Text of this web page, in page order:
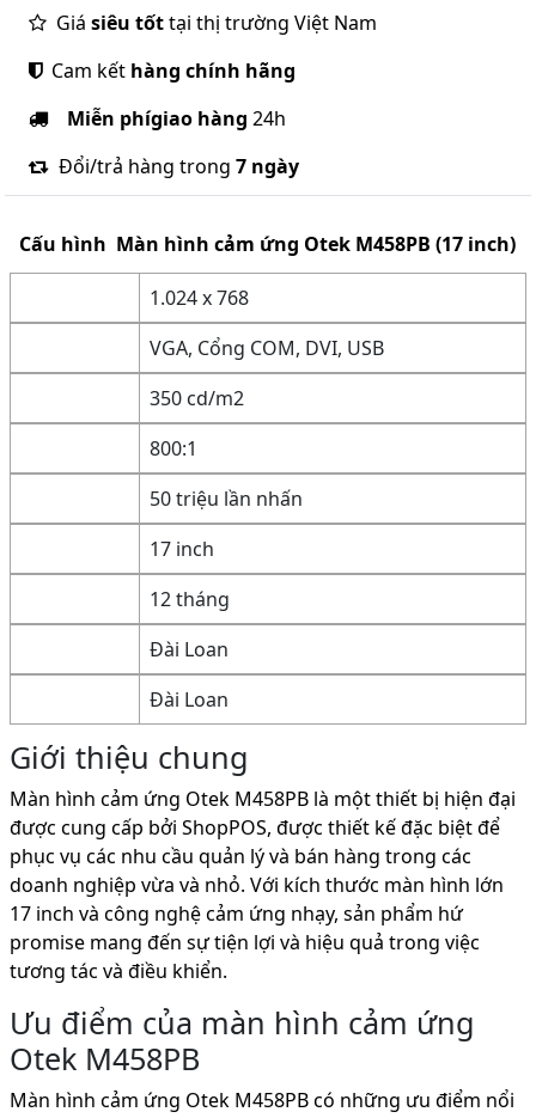
Giá siêu tốttại thị trường Việt Nam
Cam kết hàng chính hãng
Miễn phígiao hàng 24h
Đổi/trả hàng trong 7 ngày
Cấu hình Màn hình cảm ứng Otek M458PB (17 inch)
1.024 x 768
VGA, Cổng COM, DVI, USB
350 cd/m2
800:1
50 triệu lần nhấn
17 inch
12 tháng
Đài Loan
Đài Loan
Giới thiệu chung
Màn hình cảm ứng Otek M458PB là một thiết bị hiện đại
được cung cấp bởi ShopPOS, được thiết kế đặc biệt để
phục vụ các nhu cầu quản lý và bán hàng trong các
doanh nghiệp vừa và nhỏ. Với kích thước màn hình lớn
17 inch và công nghệ cảm ứng nhạy, sản phẩm hứ
promise mang đến sự tiện lợi và hiệu quả trong việc
tương tác và điều khiển.
Ưu điểm của màn hình cảm ứng
Otek M458PB
Màn hình cảm ứng Otek M458PB có những ưu điểm nổi